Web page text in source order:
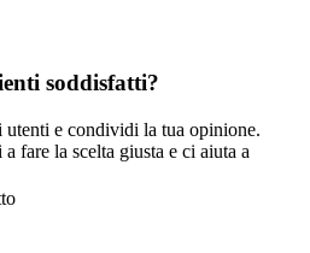
soddisfatti?
e condividi la tua opinione.
fare la scelta giusta e ci aiuta a